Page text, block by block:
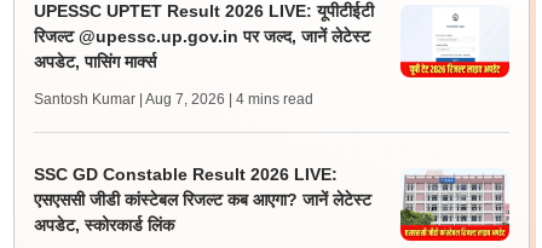
UPESSC UPTET Result 2026 LIVE: यूपीटीईटी
रिजल्ट @upessc.up.gov.in पर जल्द, जानें लेटेस्ट
अपडेट, पासिंग मार्क्स
Santosh Kumar | Aug 7, 2026 | 4 mins read
SSC GD Constable Result 2026 LIVE:
एसएससी जीडी कांस्टेबल रिजल्ट कब आएगा? जानें लेटेस्ट
अपडेट, स्कोरकार्ड लिंक